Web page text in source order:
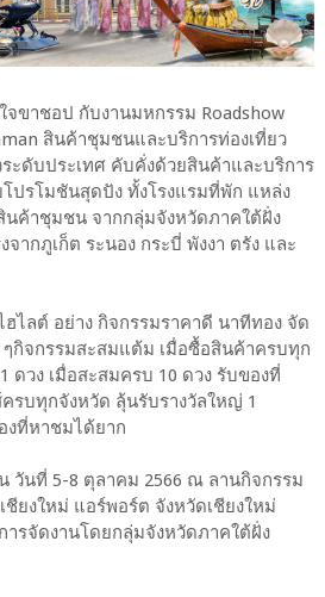
จขาชอป กับงานมหกรรม Roadshow
สินค้าชุมชนและบริการท่องเที่ยว
ระดับประเทศ คับคั่งด้วยสินค้าและบริการ
ปรโมชันสุดปัง ทั้งโรงแรมที่พัก แหล่ง
นค้าชุมชน จากกลุ่มจังหวัดภาคใต้ฝั่ง
ากภูเก็ต ระนอง กระบี่ พังงา ตรัง และ
ไลต์ อย่าง กิจกรรมราคาดี นาทีทอง จัด
กิจกรรมสะสมแต้ม เมื่อซื้อสินค้าครบทุก
ดวง เมื่อสะสมครบ 10 ดวง รับของที่
รบทุกจังหวัด ลุ้นรับรางวัลใหญ่ 1
งที่หาชมได้ยาก
วันที่ 5-8 ตุลาคม 2566 ณ ลานกิจกรรม
ยงใหม่ แอร์พอร์ต จังหวัดเชียงใหม่
รจัดงานโดยกลุ่มจังหวัดภาคใต้ฝั่ง